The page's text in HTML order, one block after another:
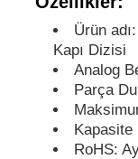
Kızılötesi ısı
DSP IC Çipi
DRAM Bellek
Ürün
Kapı Dizisi
Analog
Parça
Kapasite
RoHS: